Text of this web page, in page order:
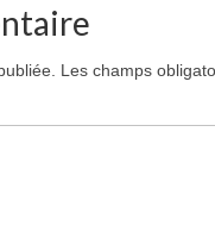
Les champs